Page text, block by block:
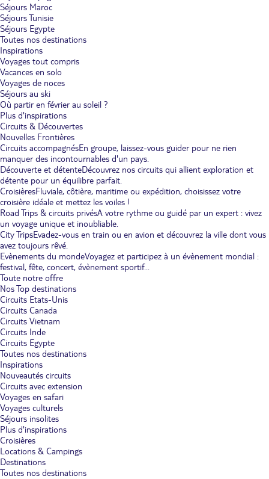
Séjours Maroc
Séjours Tunisie
Séjours Egypte
Toutes nos destinations
Inspirations
Voyages tout compris
Vacances en solo
Voyages de noces
Séjours au ski
Où partir en février au soleil ?
Plus d'inspirations
Circuits & Découvertes
Nouvelles Frontières
Circuits accompagnésEn groupe, laissez-vous guider pour ne rien
manquer des incontournables d'un pays.
Découverte et détenteDécouvrez nos circuits qui allient exploration et
détente pour un équilibre parfait.
CroisièresFluviale, côtière, maritime ou expédition, choisissez votre
croisière idéale et mettez les voiles !
Road Trips & circuits privésA votre rythme ou guidé par un expert : vivez
un voyage unique et inoubliable.
City TripsEvadez-vous en train ou en avion et découvrez la ville dont vous
avez toujours rêvé.
Evènements du mondeVoyagez et participez à un évènement mondial :
festival, fête, concert, évènement sportif...
Toute notre offre
Nos Top destinations
Circuits Etats-Unis
Circuits Canada
Circuits Vietnam
Circuits Inde
Circuits Egypte
Toutes nos destinations
Inspirations
Nouveautés circuits
Circuits avec extension
Voyages en safari
Voyages culturels
Séjours insolites
Plus d'inspirations
Croisières
Locations & Campings
Destinations
Toutes nos destinations